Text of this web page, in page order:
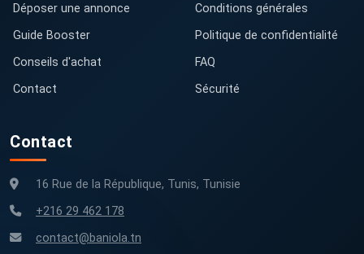
Déposer une annonce
Guide Booster
Conseils d'achat
Contact
Conditions générales
Politique de confidentialité
FAQ
Sécurité
Contact
16 Rue de la République, Tunis, Tunisie
+216 29 462 178
contact@baniola.tn